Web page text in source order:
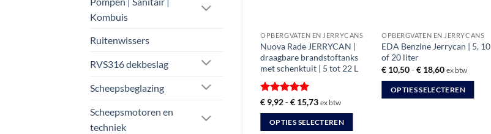
Kombuis
Ruitenwissers
RVS316 dekbeslag
Scheepsbeglazing
Scheepsmotoren en
techniek
OPBERGVATEN EN JERRYCANS
Nuova Rade JERRYCAN |
draagbare brandstoftanks
met schenktuit | 5 tot 22 L
Gewaardeerd
€ 9,92-€ 15,73Prijsklasse:
tot
€ 15,73
ex btw
OPTIES SELECTEREN
OPBERGVATEN EN JERRYCANS
EDA Benzine Jerrycan | 5, 10
of 20 liter
€ 10,50-€ 18,60Prijsklasse:
tot
€ 18,60
ex btw
OPTIES SELECTEREN